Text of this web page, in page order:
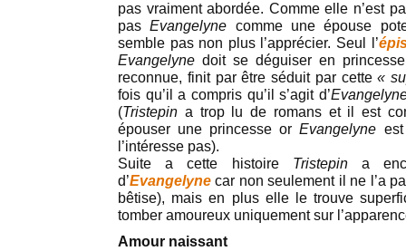
pas vraiment abordée. Comme elle n’est
pasEvangelyne comme une épouse
semble pas non plus l’apprécier. Seul l’
Evangelyne doit se déguiser en
reconnue, finit par être séduit par cette«
fois qu’il a compris qu’il s’agit d’
(Tristepin a trop lu de romans et il est
épouser une princesse orEvangelyne
l’intéresse pas).
Suite a cette histoire Tristepina
d’Evangelynecar non seulement il ne l’a
bêtise), mais en plus elle le trouve
tomber amoureux uniquement sur
Amour naissant